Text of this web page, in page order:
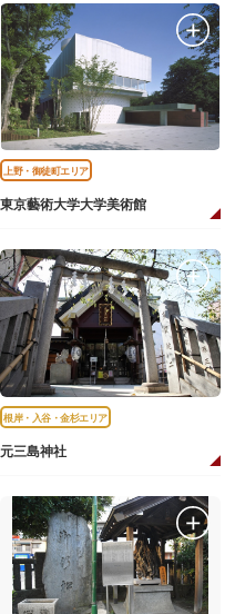
上野・御徒町エリア
東京藝術大学大学美術館
根岸・入谷・金杉エリア
元三島神社